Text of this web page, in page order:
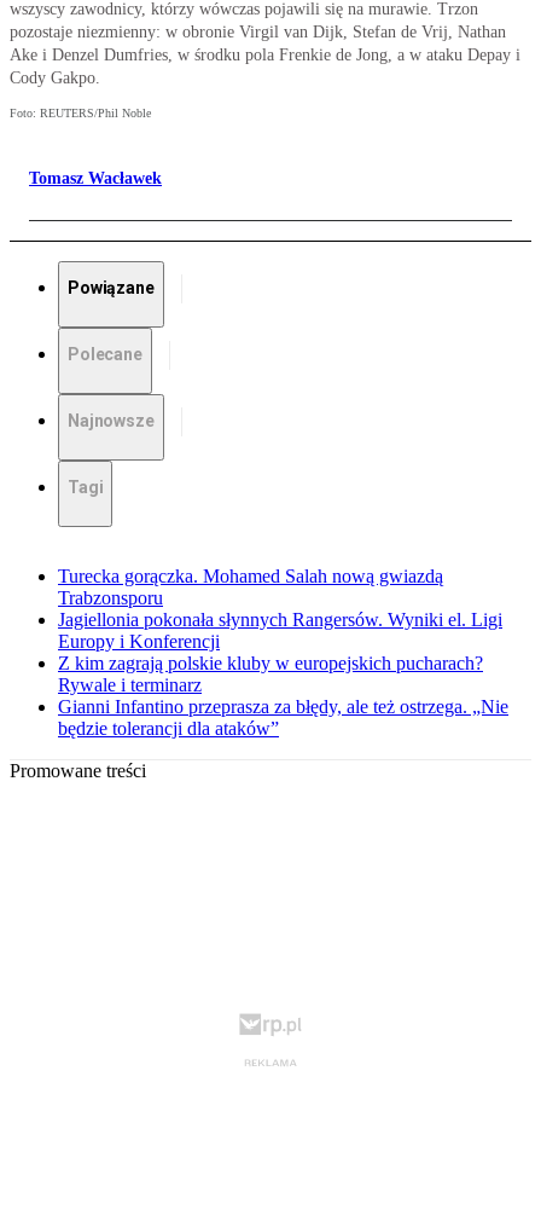
wszyscy zawodnicy, którzy wówczas pojawili się na murawie. Trzon
pozostaje niezmienny: w obronie Virgil van Dijk, Stefan de Vrij, Nathan
Ake i Denzel Dumfries, w środku pola Frenkie de Jong, a w ataku Depay i
Cody Gakpo.
Foto: REUTERS/Phil Noble
Tomasz Wacławek
Powiązane
Polecane
Najnowsze
Tagi
Turecka gorączka. Mohamed Salah nową gwiazdą
Trabzonsporu
Jagiellonia pokonała słynnych Rangersów. Wyniki el. Ligi
Europy i Konferencji
Z kim zagrają polskie kluby w europejskich pucharach?
Rywale i terminarz
Gianni Infantino przeprasza za błędy, ale też ostrzega. „Nie
będzie tolerancji dla ataków”
Promowane treści